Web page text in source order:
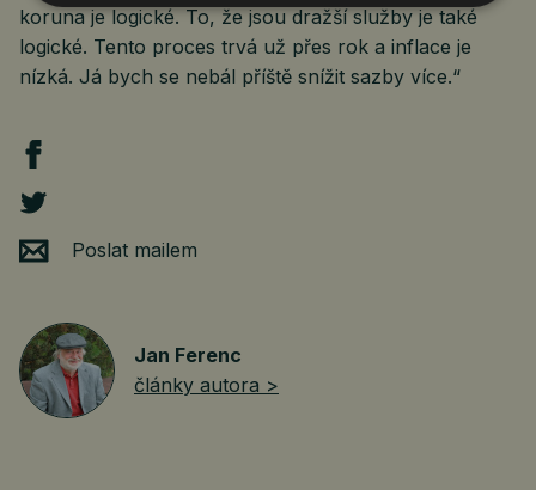
koruna je logické. To, že jsou dražší služby je také
logické. Tento proces trvá už přes rok a inflace je
nízká. Já bych se nebál příště snížit sazby více.“
Poslat mailem
Jan Ferenc
články autora >